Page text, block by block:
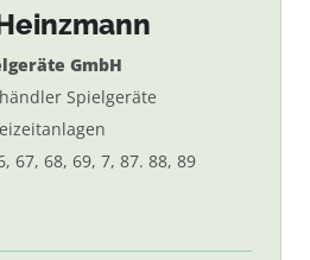
GmbH
Spielgeräte
67, 68, 69, 7, 87. 88, 89